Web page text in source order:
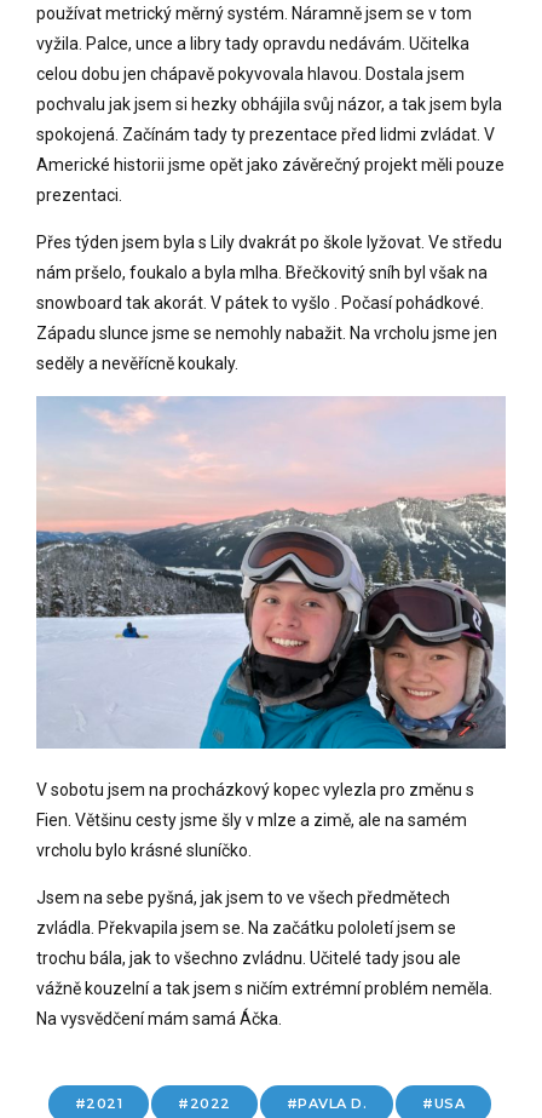
používat metrický měrný systém. Náramně jsem se v tom
vyžila. Palce, unce a libry tady opravdu nedávám. Učitelka
celou dobu jen chápavě pokyvovala hlavou. Dostala jsem
pochvalu jak jsem si hezky obhájila svůj názor, a tak jsem byla
spokojená. Začínám tady ty prezentace před lidmi zvládat. V
Americké historii jsme opět jako závěrečný projekt měli pouze
prezentaci.
Přes týden jsem byla s Lily dvakrát po škole lyžovat. Ve středu
nám pršelo, foukalo a byla mlha. Břečkovitý sníh byl však na
snowboard tak akorát. V pátek to vyšlo . Počasí pohádkové.
Západu slunce jsme se nemohly nabažit. Na vrcholu jsme jen
seděly a nevěřícně koukaly.
V sobotu jsem na procházkový kopec vylezla pro změnu s
Fien. Většinu cesty jsme šly v mlze a zimě, ale na samém
vrcholu bylo krásné sluníčko.
Jsem na sebe pyšná, jak jsem to ve všech předmětech
zvládla. Překvapila jsem se. Na začátku pololetí jsem se
trochu bála, jak to všechno zvládnu. Učitelé tady jsou ale
vážně kouzelní a tak jsem s ničím extrémní problém neměla.
Na vysvědčení mám samá Áčka.
2021 2022 PAVLA D. USA